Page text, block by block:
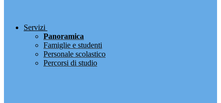
Servizi
Panoramica
Famiglie e studenti
Personale scolastico
Percorsi di studio